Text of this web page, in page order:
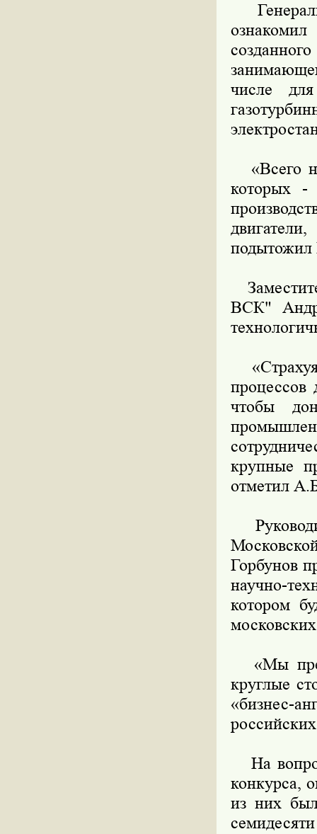
числе
«Всего
которых
ВСК"
«Страхуя
процессов
чтобы
крупные
отметил
Горбунов
научно-
котором
«Мы
круглые
«бизнес-
На
конкурса,
из них